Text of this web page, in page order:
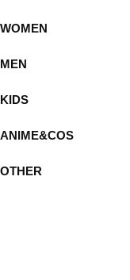
WOMEN
MEN
KIDS
ANIME&COS
OTHER